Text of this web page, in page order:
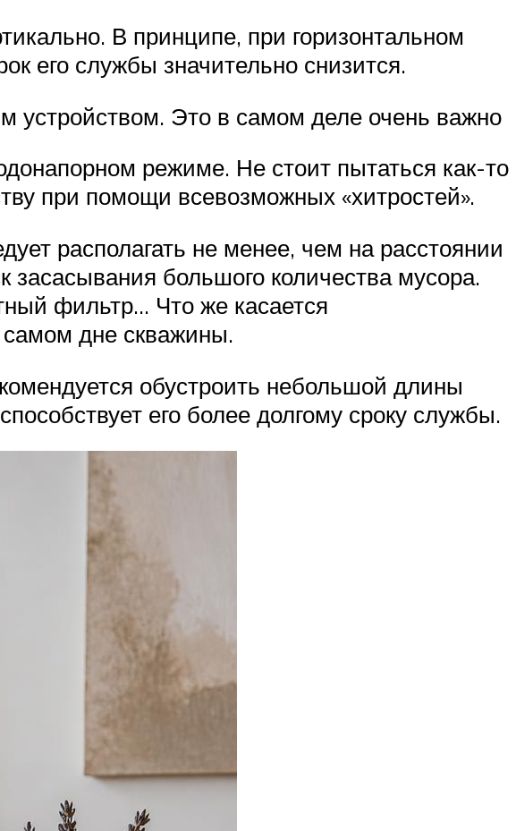
В принципе, при горизонтальном
его службы значительно снизится.
устройством. Это в самом деле очень важно
режиме. Не стоит пытаться как-то
при помощи всевозможных «хитростей».
располагать не менее, чем на расстоянии
засасывания большого количества мусора.
фильтр… Что же касается
самом дне скважины.
обустроить небольшой длины
его более долгому сроку службы.